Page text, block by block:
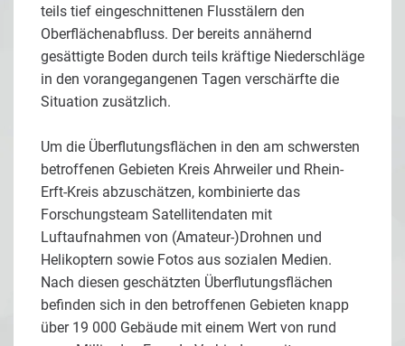
teils tief eingeschnittenen Flusstälern den
Oberflächenabfluss. Der bereits annähernd
gesättigte Boden durch teils kräftige Niederschläge
in den vorangegangenen Tagen verschärfte die
Situation zusätzlich.
Um die Überflutungsflächen in den am schwersten
betroffenen Gebieten Kreis Ahrweiler und Rhein-
Erft-Kreis abzuschätzen, kombinierte das
Forschungsteam Satellitendaten mit
Luftaufnahmen von (Amateur-)Drohnen und
Helikoptern sowie Fotos aus sozialen Medien.
Nach diesen geschätzten Überflutungsflächen
befinden sich in den betroffenen Gebieten knapp
über 19 000 Gebäude mit einem Wert von rund